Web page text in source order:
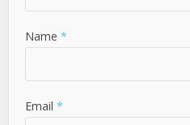
Name *
Email *